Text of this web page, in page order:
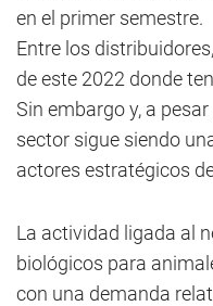
en el primer semestre.
Entre los
de este 2022 donde
Sin embargo y, a
sector sigue siendo
actores estratégicos
La actividad ligada al
biológicos para
con una demanda